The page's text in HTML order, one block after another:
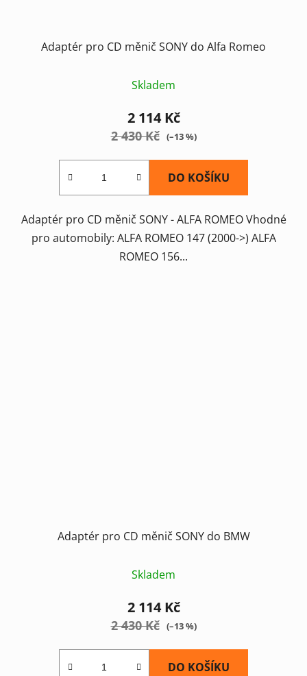
Adaptér pro CD měnič SONY do Alfa Romeo
Skladem
2 114 Kč
2 430 Kč (–13 %)
DO KOŠÍKU
Adaptér pro CD měnič SONY - ALFA ROMEO Vhodné
pro automobily: ALFA ROMEO 147 (2000->) ALFA
ROMEO 156...
Adaptér pro CD měnič SONY do BMW
Skladem
2 114 Kč
2 430 Kč (–13 %)
DO KOŠÍKU